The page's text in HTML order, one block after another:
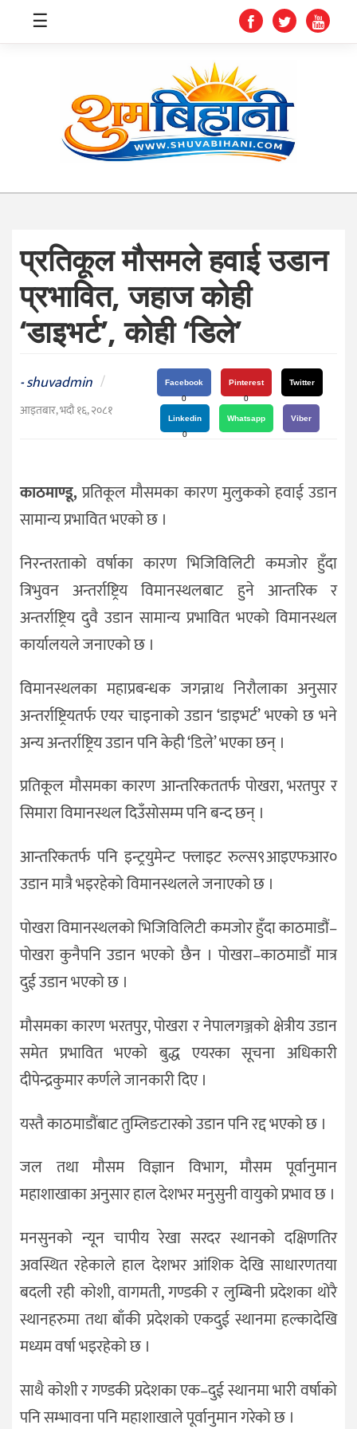
स्वास्थ्य
शिक्षा
संघीय
प्रविधि
जीवनशैली
दर्शन
/
संस्कृति
राजनीति
☰
प्रतिकूल मौसमले हवाई उडान
प्रभावित, जहाज कोही
‘डाइभर्ट’, कोही ‘डिले’
-shuvadmin /
आइतबार, भदौ १६, २०८१
Facebook
0
Pinterest
0
Twitter
Linkedin
0
Whatsapp Viber
काठमाण्डू,प्रतिकूल मौसमका कारण मुलुकको हवाई उडान
सामान्य प्रभावित भएको छ ।
निरन्तरताको वर्षाका कारण भिजिविलिटी कमजोर हुँदा
त्रिभुवन अन्तर्राष्ट्रिय विमानस्थलबाट हुने आन्तरिक र
अन्तर्राष्ट्रिय दुवै उडान सामान्य प्रभावित भएको विमानस्थल
कार्यालयले जनाएको छ ।
विमानस्थलका महाप्रबन्धक जगन्नाथ निरौलाका अनुसार
अन्तर्राष्ट्रियतर्फ एयर चाइनाको उडान ‘डाइभर्ट’ भएको छ भने
अन्य अन्तर्राष्ट्रिय उडान पनि केही ‘डिले’ भएका छन् ।
प्रतिकूल मौसमका कारण आन्तरिकततर्फ पोखरा, भरतपुर र
सिमारा विमानस्थल दिउँसोसम्म पनि बन्द छन् ।
आन्तरिकतर्फ पनि इन्ट्रयुमेन्ट फ्लाइट रुल्स९आइएफआर०
उडान मात्रै भइरहेको विमानस्थलले जनाएको छ ।
पोखरा विमानस्थलको भिजिविलिटी कमजोर हुँदा काठमाडौं–
पोखरा कुनैपनि उडान भएको छैन । पोखरा–काठमाडौं मात्र
दुई उडान भएको छ ।
मौसमका कारण भरतपुर, पोखरा र नेपालगञ्जको क्षेत्रीय उडान
समेत प्रभावित भएको बुद्ध एयरका सूचना अधिकारी
दीपेन्द्रकुमार कर्णले जानकारी दिए ।
यस्तै काठमाडौंबाट तुम्लिङटारको उडान पनि रद्द भएको छ ।
जल तथा मौसम विज्ञान विभाग, मौसम पूर्वानुमान
महाशाखाका अनुसार हाल देशभर मनुसुनी वायुको प्रभाव छ ।
मनसुनको न्यून चापीय रेखा सरदर स्थानको दक्षिणतिर
अवस्थित रहेकाले हाल देशभर आंशिक देखि साधारणतया
बदली रही कोशी, वागमती, गण्डकी र लुम्बिनी प्रदेशका थोरै
स्थानहरुमा तथा बाँकी प्रदेशको एकदुई स्थानमा हल्कादेखि
मध्यम वर्षा भइरहेको छ ।
साथै कोशी र गण्डकी प्रदेशका एक–दुई स्थानमा भारी वर्षाको
पनि सम्भावना पनि महाशाखाले पूर्वानुमान गरेको छ ।